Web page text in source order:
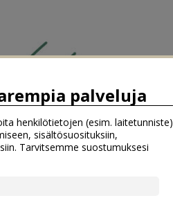
palveluja
henkilötietojen (esim. laitetunniste)
sisältösuosituksiin,
Tarvitsemme suostumuksesi